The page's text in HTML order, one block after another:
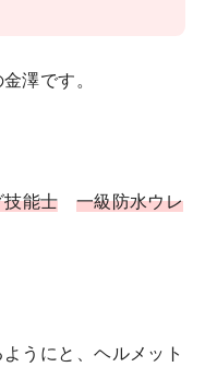
澤です。
技能士
一級防水ウレ
うにと、ヘルメット